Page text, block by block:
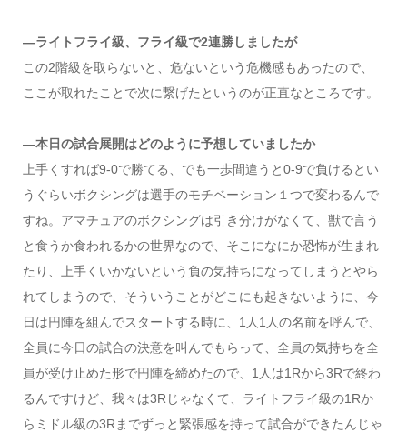
―ライトフライ級、フライ級で2連勝しましたが
この2階級を取らないと、危ないという危機感もあったので、
ここが取れたことで次に繋げたというのが正直なところです。
―本日の試合展開はどのように予想していましたか
上手くすれば9-0で勝てる、でも一歩間違うと0-9で負けるとい
うぐらいボクシングは選手のモチベーション１つで変わるんで
すね。アマチュアのボクシングは引き分けがなくて、獣で言う
と食うか食われるかの世界なので、そこになにか恐怖が生まれ
たり、上手くいかないという負の気持ちになってしまうとやら
れてしまうので、そういうことがどこにも起きないように、今
日は円陣を組んでスタートする時に、1人1人の名前を呼んで、
全員に今日の試合の決意を叫んでもらって、全員の気持ちを全
員が受け止めた形で円陣を締めたので、1人は1Rから3Rで終わ
るんですけど、我々は3Rじゃなくて、ライトフライ級の1Rか
らミドル級の3Rまでずっと緊張感を持って試合ができたんじゃ